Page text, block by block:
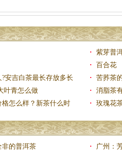
紫芽普
百合花
安吉白茶最长存放多长
苦荞茶
叶青怎么做
消脂茶
格怎么样？新茶什么时
玫瑰花
非的普洱茶
广州：